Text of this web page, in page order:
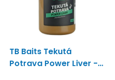
TB Baits Tekutá
Potrava Power Liver -